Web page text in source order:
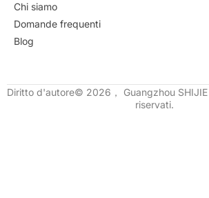
Chi siamo
Domande frequenti
Blog
Diritto d'autore© 2026， Guangzhou
riservati.